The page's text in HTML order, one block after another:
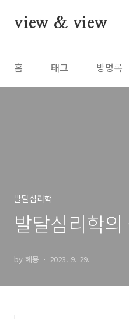
view & view
홈 태그 방명록
발달심리학
발달심리학
by 혜묭 2023. 9. 29.